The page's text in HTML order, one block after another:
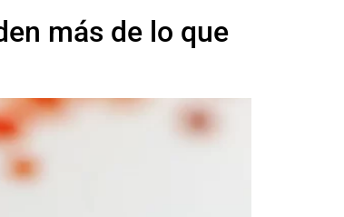
más de lo que